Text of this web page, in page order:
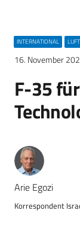
INTERNATIONAL
16. November
F-35
Arie Egozi
Korrespondent